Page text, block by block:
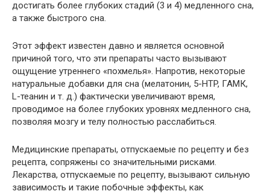
достигать более глубоких стадий (3 и 4) медленного сна,
а также быстрого сна.
Этот эффект известен давно и является основной
причиной того, что эти препараты часто вызывают
ощущение утреннего «похмелья». Напротив, некоторые
натуральные добавки для сна (мелатонин, 5-HTP, ГАМК,
L-теанин и т. д.) фактически увеличивают время,
проводимое на более глубоких уровнях медленного сна,
позволяя мозгу и телу полностью расслабиться.
Медицинские препараты, отпускаемые по рецепту и без
рецепта, сопряжены со значительными рисками.
Лекарства, отпускаемые по рецепту, вызывают сильную
зависимость и такие побочные эффекты, как